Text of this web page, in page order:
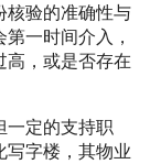
核验的准确性与
一时间介入，
高，或是否存在
一定的支持职
写字楼，其物业